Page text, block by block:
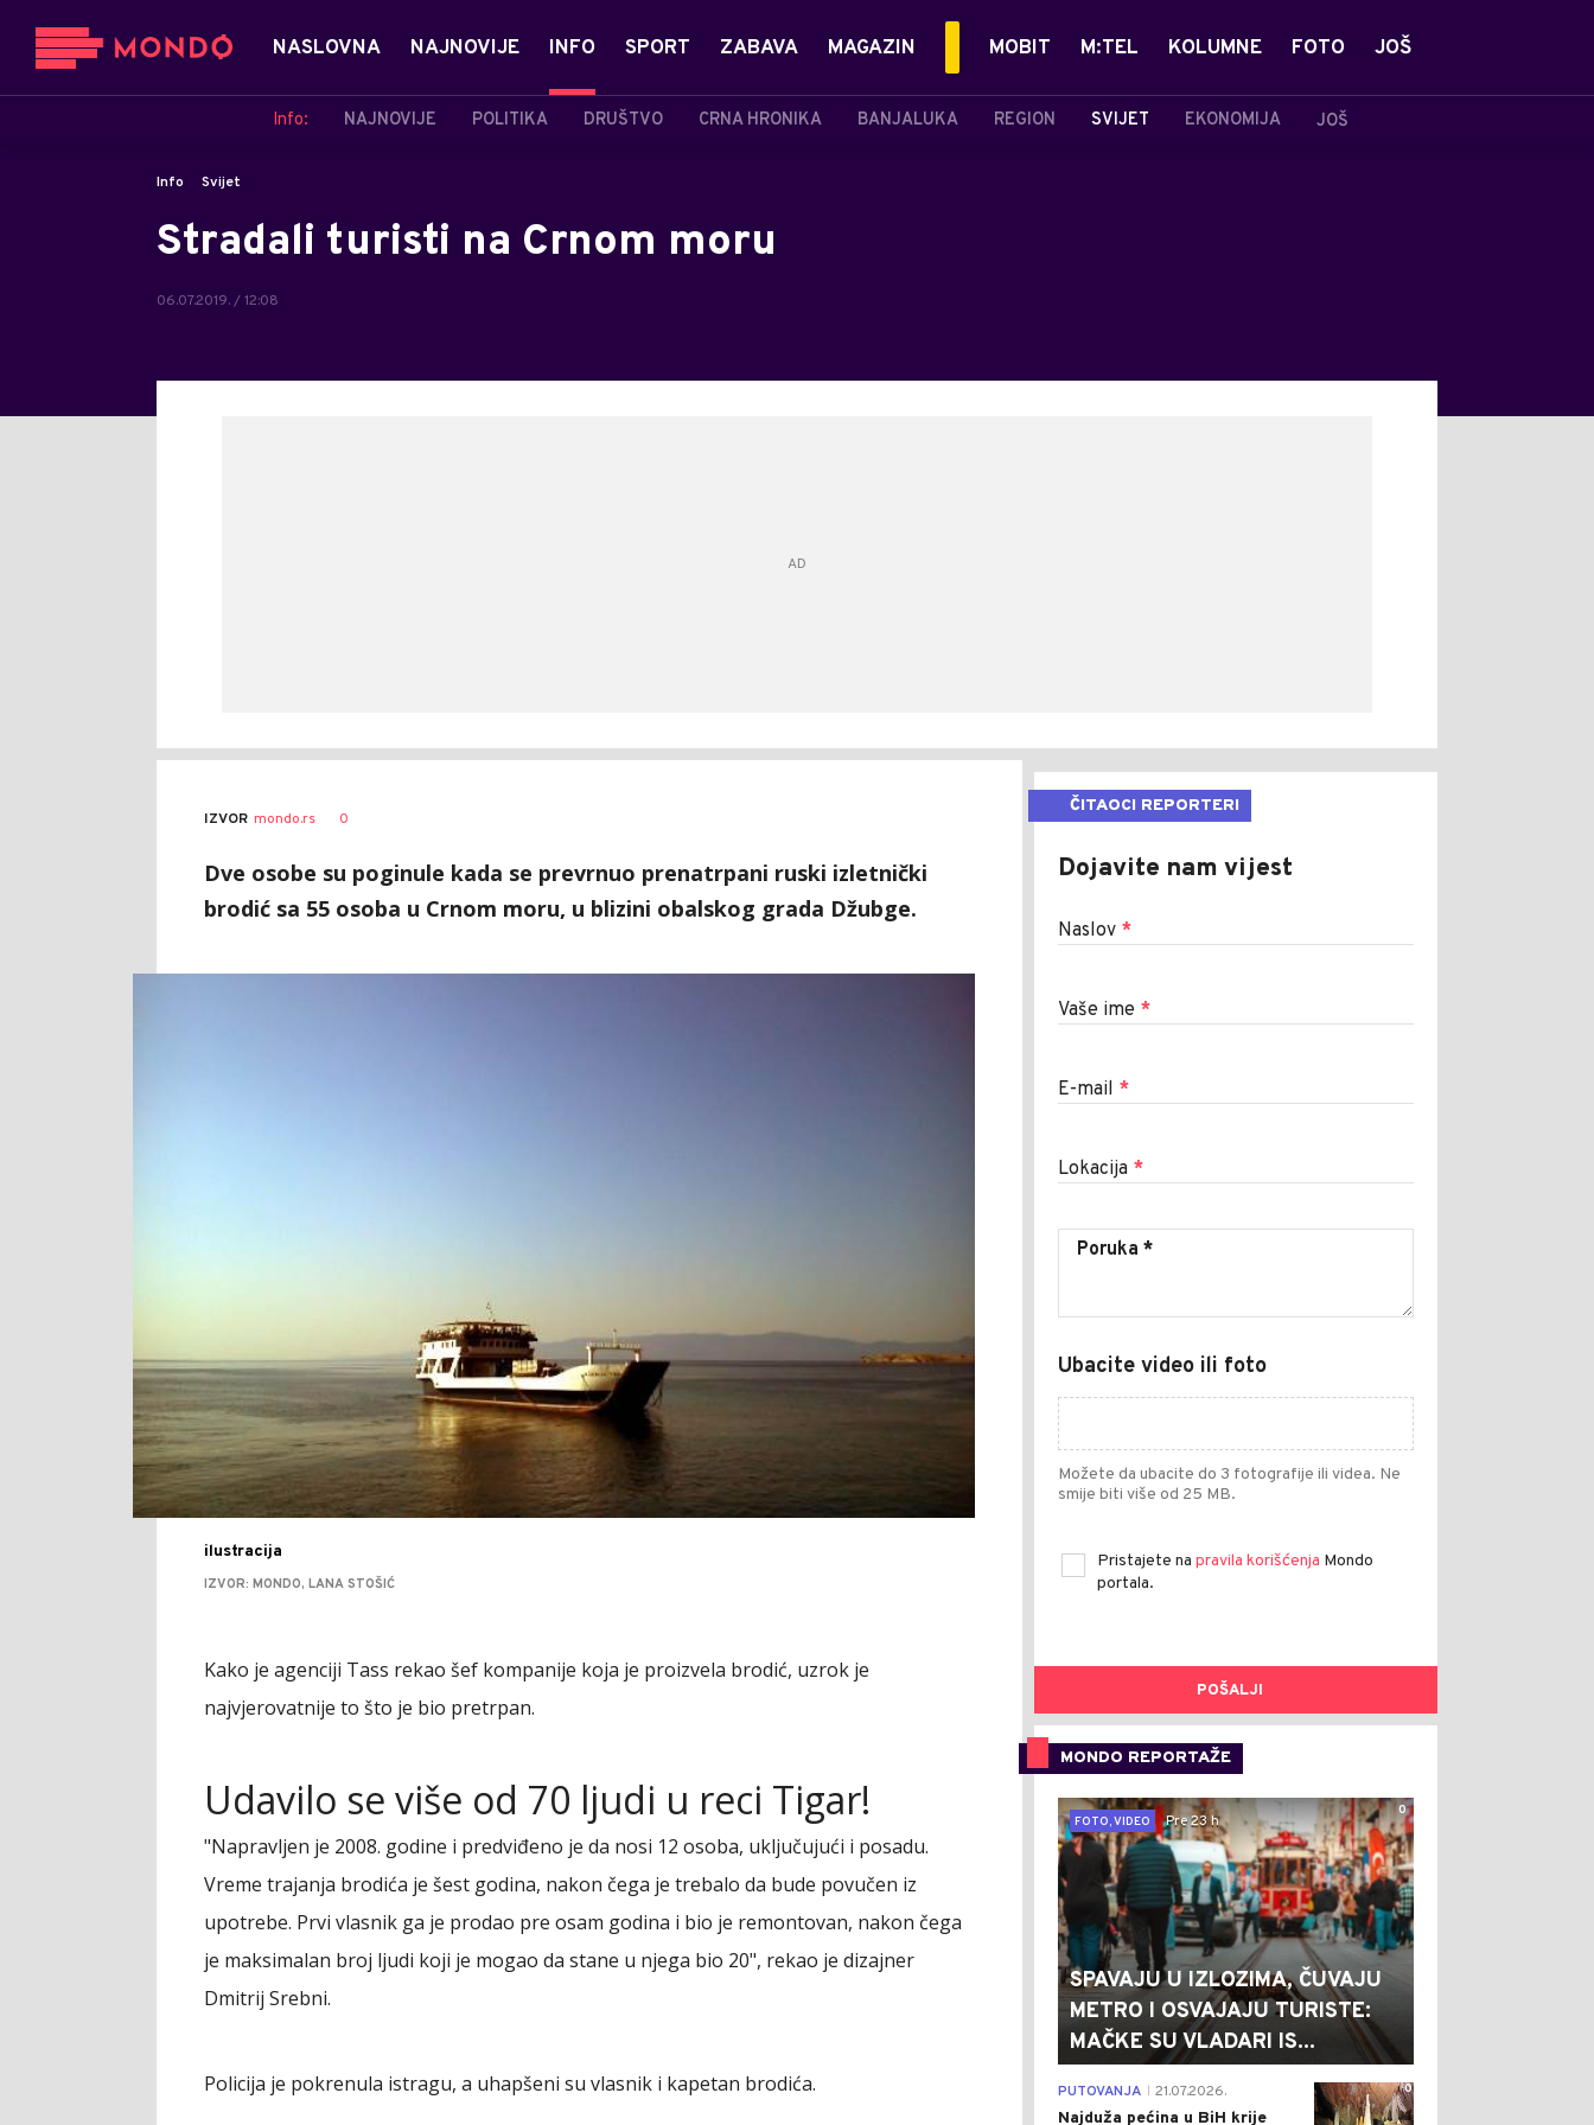
NASLOVNA NAJNOVIJE INFO
Info: NAJNOVIJE POLITIKA DRUŠTVO CRNA HRONIKA BANJALUKA REGION SVIJET EKONOMIJA JOŠ
SPORT ZABAVA MAGAZIN MOBIT M:TEL KOLUMNE FOTO JOŠ
Info Svijet
Stradali turisti na Crnom moru
06.07.2019. / 12:08
IZVOR mondo.rs 0
Dve osobe su poginule kada se prevrnuo prenatrpani ruski izletnički
brodić sa 55 osoba u Crnom moru, u blizini obalskog grada Džubge.
ilustracija
IZVOR: MONDO, LANA STOŠIĆ
Kako je agenciji Tass rekao šef kompanije koja je proizvela brodić, uzrok je
najvjerovatnije to što je bio pretrpan.
Udavilo se više od 70 ljudi u reci Tigar!
"Napravljen je 2008. godine i predviđeno je da nosi 12 osoba, uključujući i posadu.
Vreme trajanja brodića je šest godina, nakon čega je trebalo da bude povučen iz
upotrebe. Prvi vlasnik ga je prodao pre osam godina i bio je remontovan, nakon čega
je maksimalan broj ljudi koji je mogao da stane u njega bio 20", rekao je dizajner
Dmitrij Srebni.
Policija je pokrenula istragu, a uhapšeni su vlasnik i kapetan brodića.
ČITAOCI REPORTERI
Dojavite nam vijest
Naslov *
Vaše ime *
E-mail *
Lokacija *
Ubacite video ili foto
Možete da ubacite do 3 fotografije ili videa. Ne
smije biti više od 25 MB.
Pristajete na pravila korišćenja Mondo
portala.
POŠALJI
MONDO REPORTAŽE
0
FOTO, VIDEO
Pre 23 h
SPAVAJU U IZLOZIMA, ČUVAJU
METRO I OSVAJAJU TURISTE:
MAČKE SU VLADARI IS...
0
PUTOVANJA 21.07.2026.
Najduža pećina u BiH krije